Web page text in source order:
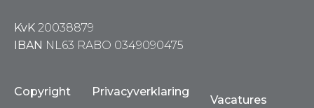
KvK 20038879
IBAN NL63 RABO 0349090475
Copyright Privacyverklaring
Vacatures